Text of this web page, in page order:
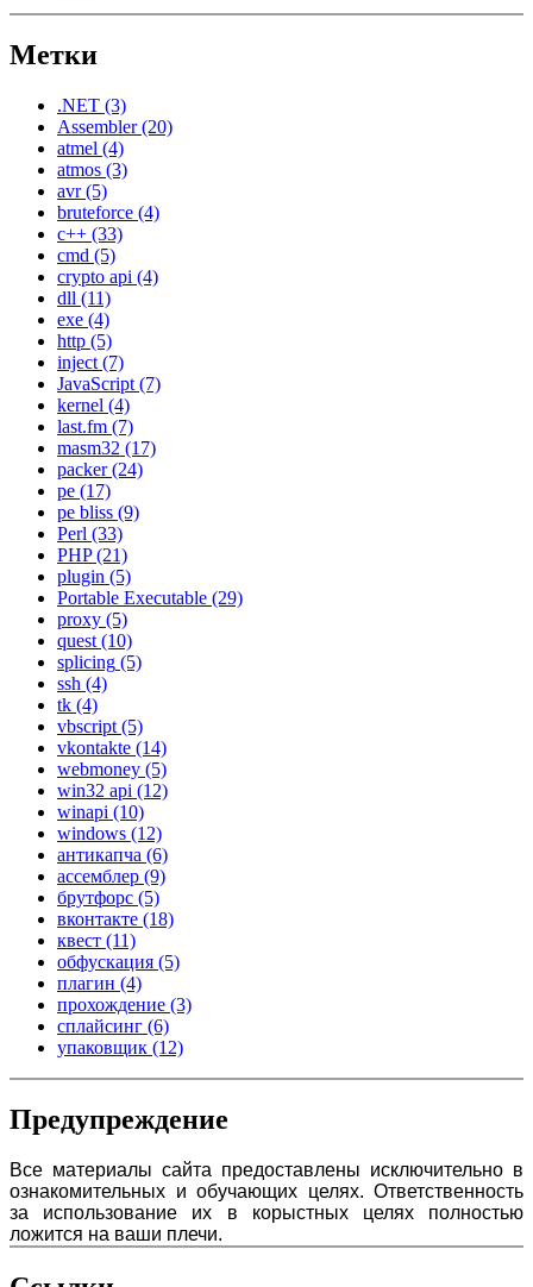
Метки
.NET (3)
Assembler(20)
atmel (4)
atmos (3)
avr(5)
bruteforce (4)
c++ (33)
cmd (5)
crypto api (4)
dll (11)
exe (4)
http (5)
inject (7)
JavaScript (7)
kernel (4)
last.fm (7)
masm32 (17)
packer(24)
pe (17)
pe bliss (9)
Perl (33)
PHP(21)
plugin (5)
Portable Executable (29)
proxy (5)
quest (10)
splicing (5)
ssh (4)
tk (4)
vbscript (5)
vkontakte (14)
webmoney (5)
win32 api (12)
winapi (10)
windows (12)
антикапча (6)
ассемблер (9)
брутфорс (5)
вконтакте (18)
квест (11)
обфускация (5)
плагин (4)
прохождение (3)
сплайсинг (6)
упаковщик (12)
Предупреждение
Все материалы сайта предоставлены исключительно в
ознакомительных и обучающих целях. Ответственность
за использование их в корыстных целях полностью
ложится на ваши плечи.